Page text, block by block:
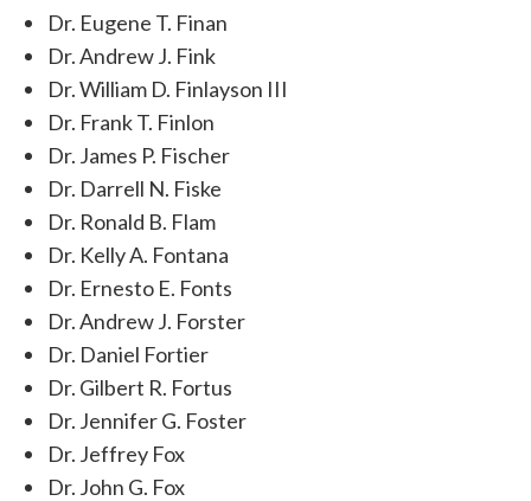
Dr. Eugene T. Finan
Dr. Andrew J. Fink
Dr. William D. Finlayson III
Dr. Frank T. Finlon
Dr. James P. Fischer
Dr. Darrell N. Fiske
Dr. Ronald B. Flam
Dr. Kelly A. Fontana
Dr. Ernesto E. Fonts
Dr. Andrew J. Forster
Dr. Daniel Fortier
Dr. Gilbert R. Fortus
Dr. Jennifer G. Foster
Dr. Jeffrey Fox
Dr. John G. Fox